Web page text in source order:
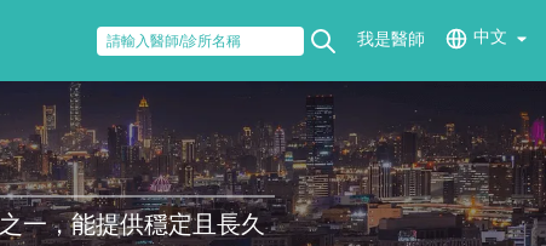
我是醫師 中文
一，能提供穩定且長久